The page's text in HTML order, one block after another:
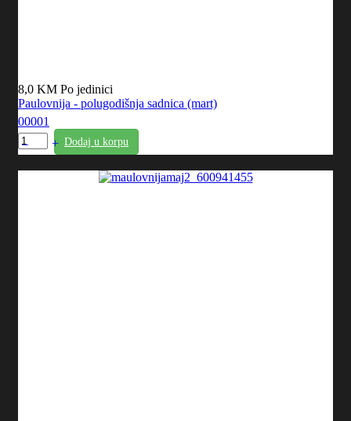
8,0 KM Po jedinici
Paulovnija - polugodišnja sadnica (mart)
00001
–
+ Dodaj u korpu